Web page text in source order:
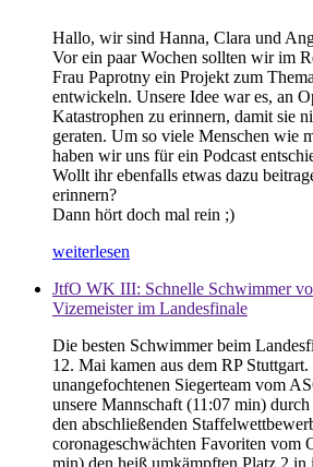
Hallo, wir sind Hanna, Clara und
Vor ein paar Wochen sollten wir im
Frau Paprotny ein Projekt zum
entwickeln. Unsere Idee war es, an
Katastrophen zu erinnern, damit sie
geraten. Um so viele Menschen wie
haben wir uns für ein Podcast
Wollt ihr ebenfalls etwas dazu
erinnern?
Dann hört doch mal rein ;)
weiterlesen
JtfO WK III: Schnelle Schwimmer
Vizemeister im Landesfinale
Die besten Schwimmer beim
12. Mai kamen aus dem RP
unangefochtenen Siegerteam vom
unsere Mannschaft (11:07 min)
den abschließenden
coronageschwächten Favoriten vom
min) den heiß umkämpften Platz 2 in